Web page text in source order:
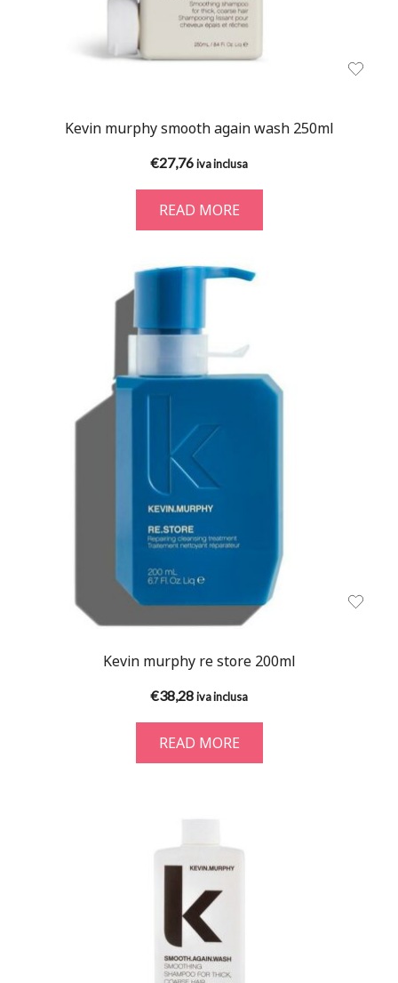
Kevin murphy smooth again wash 250ml
€27,76iva inclusa
READ MORE
Kevin murphy re store 200ml
€38,28iva inclusa
READ MORE